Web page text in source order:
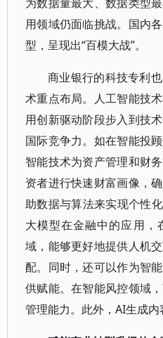
用领域仍面临挑战。国内
型，呈现出“百模大战”。
商业银行的科技专利
术重点布局。人工智能技
用创新驱动阶段步入到技
国际竞争力。如在智能投
智能技术为资产管理和财
资者进行快速财富画像，
助数据与算法来实现个性
大模型在金融中的应用，
域，能够更好地提供人机
配。同时，还可以作为智
供赋能。在智能风控领域
管理能力。此外，AI生成内